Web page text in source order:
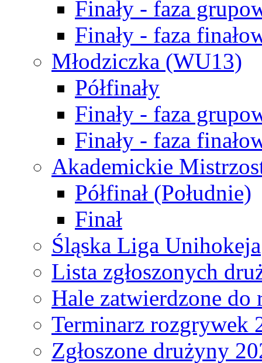
Finały - faza
Finały - faza
Młodziczka (WU13)
Półfinały
Finały - faza
Finały - faza
Akademickie
Półfinał (Południe)
Finał
Śląska Liga Unihokeja
Lista zgłoszonych
Hale zatwierdzone do
Terminarz rozgrywek
Zgłoszone drużyny